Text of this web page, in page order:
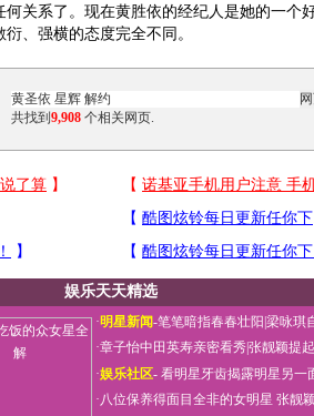
关系了。现在黄胜依的经纪人是她的一个
、强横的态度完全不同。
共找到 9,908 个相关网页.
娱乐天天精选
·明星新闻-笔笔暗指春春壮阳 梁咏琪
·章子怡中田英寿亲密看秀张靓颖提
·娱乐社区- 看明星牙齿揭露明星另一
·八位保养得面目全非的女明星 张靓